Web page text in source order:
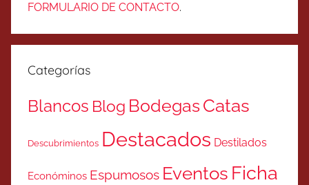
FORMULARIO DE CONTACTO.
Categorías
Blancos Blog BodegasCatas
Descubrimientos Destacados Destilados
Económinos Espumosos Eventos Ficha